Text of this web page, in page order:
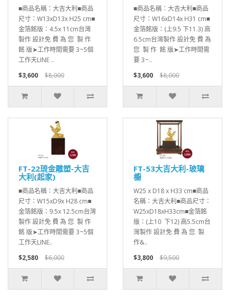
■商品名稱：大吉大利■商品
尺寸：W13xD13x H25 cm■
金箔銘版：4.5x 11cm台灣
製作 設計免 費 為 您 製 作
銘 版➤工作時間需要 3~5個
工作天LINE ..
$3,600
$8,000
■商品名稱：大吉大利■商品
尺寸：W16xD14x H31 cm■
金箔銘版：(上9.5 下11.3) 高
6.5cm台灣製作 設計免 費 為
您 製 作 銘 版➤工作時間需
要 3~..
$3,600
$8,000
FT-22琉金雕塑-大吉
大利(起家)
■商品名稱：大吉大利■商品
尺寸：W15xD9x H28 cm■
金箔銘版：9.5x 12.5cm台灣
製作 設計免 費 為 您 製 作
銘 版➤工作時間需要 3~5個
工作天LINE..
$2,580
$6,000
FT-53大吉大利-玻璃
櫥
W25 x D18 x H33 cm■商品
名稱：大吉大利■商品尺寸：
W25xD18xH33cm■金箔銘
版：(上10 下12) 高5.5cm台
灣製作 設計免 費 為 您 製
作&..
$3,800
$9,500